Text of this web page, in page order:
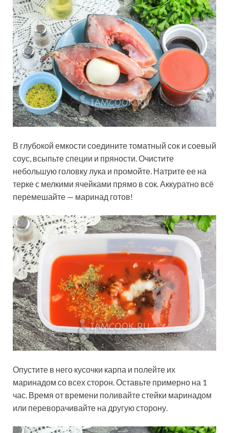
В глубокой емкости соедините томатный сок и соевый
соус, всыпьте специи и пряности. Очистите
небольшую головку лука и промойте. Натрите ее на
терке с мелкими ячейками прямо в сок. Аккуратно всё
перемешайте — маринад готов!
Опустите в него кусочки карпа и полейте их
маринадом со всех сторон. Оставьте примерно на 1
час. Время от времени поливайте стейки маринадом
или переворачивайте на другую сторону.